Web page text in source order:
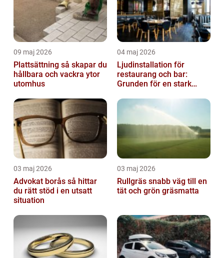
09 maj 2026
Plattsättning så skapar du
hållbara och vackra ytor
utomhus
04 maj 2026
Ljudinstallation för
restaurang och bar:
Grunden för en stark
03 maj 2026
Advokat borås så hittar
du rätt stöd i en utsatt
situation
03 maj 2026
Rullgräs snabb väg till en
tät och grön gräsmatta